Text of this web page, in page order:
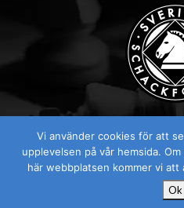
Vi använder cookies för att
upplevelsen på vår hemsida.
här webbplatsen kommer vi
Ok